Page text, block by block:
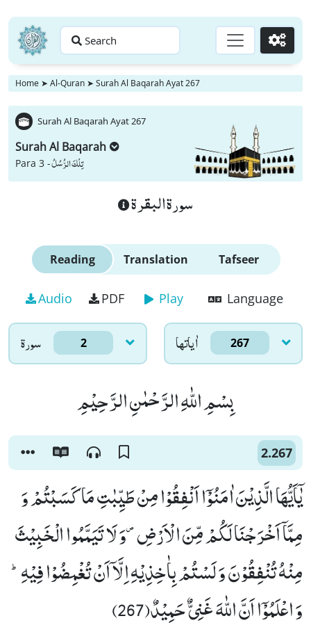
Search Go
Home ➤ Al-Quran ➤ Surah Al Baqarah Ayat 267
Surah Al Baqarah Ayat 267
Surah Al Baqarah
Para 3 -تِلْكَ الرُّسُلُ
سورة البقرة
Reading Translation Tafseer
Audio PDF Play Language
سورۃ 2 اٰياتها 267
بِسْمِ اللّٰهِ الرَّحْمٰنِ الرَّحِیْمِ
2.267
یٰۤاَیُّهَا الَّذِیْنَ اٰمَنُوْۤا اَنْفِقُوْا مِنْ طَیِّبٰتِ مَا كَسَبْتُمْ وَ
مِمَّاۤ اَخْرَجْنَا لَكُمْ مِّنَ الْاَرْضِ۪-وَ لَا تَیَمَّمُوا الْخَبِیْثَ
مِنْهُ تُنْفِقُوْنَ وَ لَسْتُمْ بِاٰخِذِیْهِ اِلَّاۤ اَنْ تُغْمِضُوْا فِیْهِؕ-
وَ اعْلَمُوْۤا اَنَّ اللّٰهَ غَنِیٌّ حَمِیْدٌ(267)